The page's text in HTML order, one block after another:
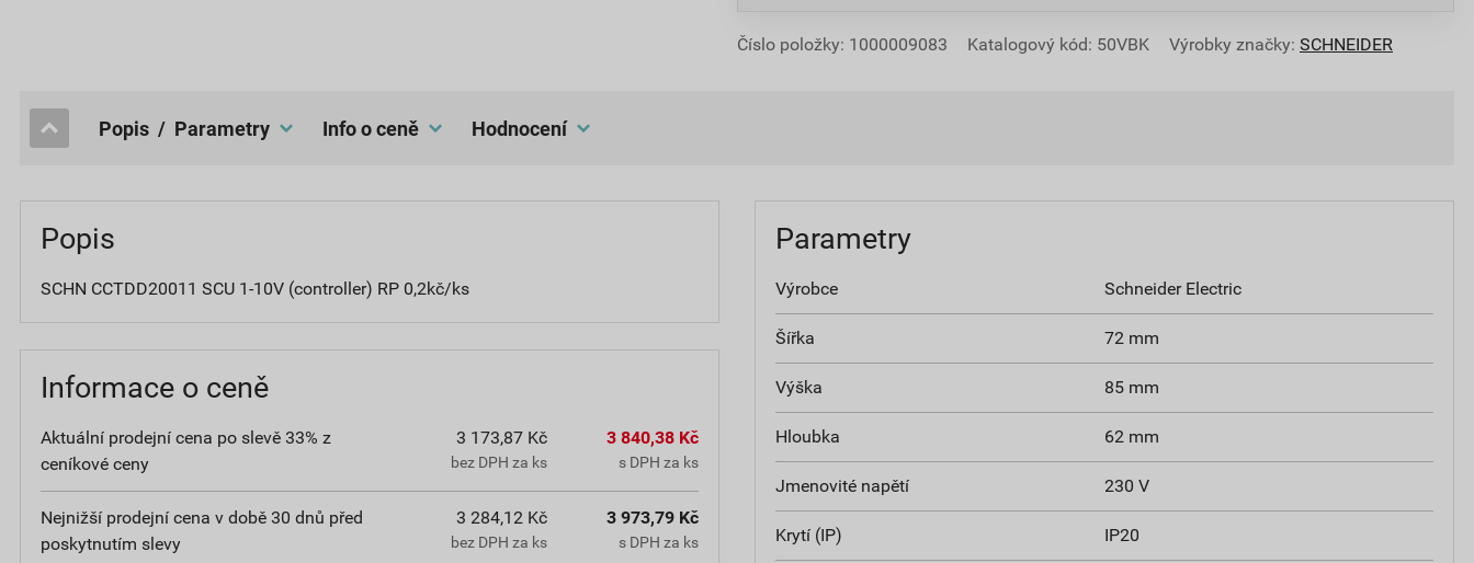
Číslo položky: 1000009083 Katalogový kód: 50VBK Výrobky značky: SCHNEIDER
popis / Parametry Info o ceně hodnocení
Popis
SCHN CCTDD20011 SCU 1-10V (controller) RP 0,2kč/ks
Informace o ceně
Aktuální prodejní cena po slevě 33% z
ceníkové ceny
3 173,87 Kč
bez DPH za ks
3 840,38 Kč
s DPH za ks
Nejnižší prodejní cena v době 30 dnů před
poskytnutím slevy
3 284,12 Kč
bez DPH za ks
3 973,79 Kč
s DPH za ks
Parametry
Výrobce Schneider Electric
Šířka 72 mm
Výška 85 mm
Hloubka 62 mm
Jmenovité napětí 230 V
Krytí (IP) IP20